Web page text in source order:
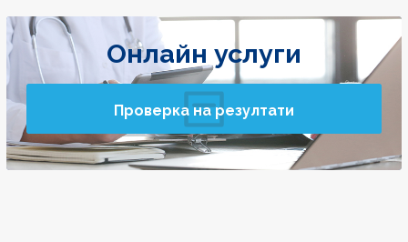
Онлайн услуги
Проверка на резултати